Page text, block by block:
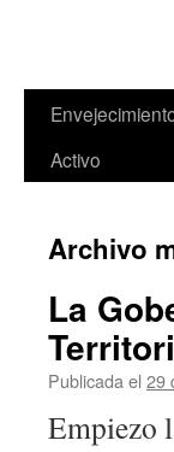
Saltar
Activo
Archivo
La
Publicada el 29
Empiezo